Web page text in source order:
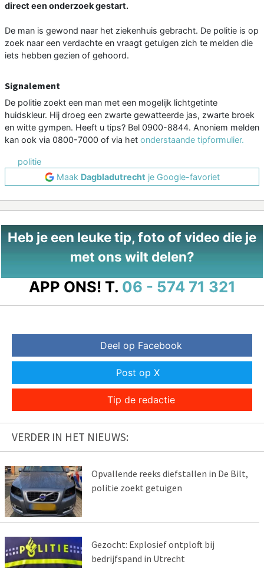
direct een onderzoek gestart.
De man is gewond naar het ziekenhuis gebracht. De politie is op
zoek naar een verdachte en vraagt getuigen zich te melden die
iets hebben gezien of gehoord.
Signalement
De politie zoekt een man met een mogelijk lichtgetinte
huidskleur. Hij droeg een zwarte gewatteerde jas, zwarte broek
en witte gympen. Heeft u tips? Bel 0900-8844. Anoniem melden
kan ook via 0800-7000 of via het onderstaande tipformulier.
politie
Maak Dagbladutrecht je Google-favoriet
Heb je een leuke tip, foto of video die je
met ons wilt delen?
APP ONS! T. 06 - 574 71 321
Deel op Facebook
Post op X
Tip de redactie
VERDER IN HET NIEUWS:
Opvallende reeks diefstallen in De Bilt,
politie zoekt getuigen
Gezocht: Explosief ontploft bij
bedrijfspand in Utrecht